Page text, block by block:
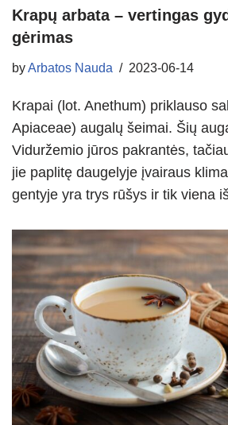
Krapų arbata – vertingas
gėrimas
byArbatos Nauda 2023-06-14
Krapai (lot. Anethum) priklauso
Apiaceae) augalų šeimai. Šių
Viduržemio jūros pakrantės,
jie paplitę daugelyje įvairaus
gentyje yra trys rūšys ir tik viena